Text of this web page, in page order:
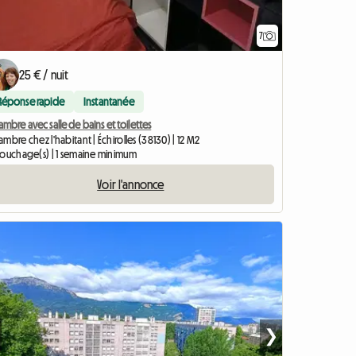
7
25 € / nuit
rapide Instantanée
avec salle de bains et toilettes
chez l'habitant | Échirolles (38130) | 12 M2
| 1 semaine minimum
Voir l'annonce
❯